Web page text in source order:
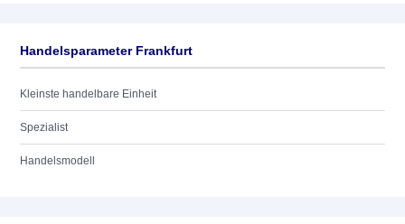
Handelsparameter Frankfurt
Kleinste handelbare Einheit
Spezialist
Handelsmodell